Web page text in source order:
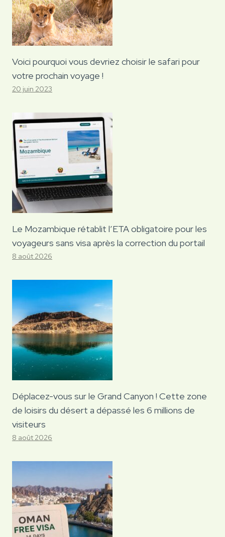
Voici pourquoi vous devriez choisir le safari pour
votre prochain voyage !
20 juin 2023
Le Mozambique rétablit l’ETA obligatoire pour les
voyageurs sans visa après la correction du portail
8 août 2026
Déplacez-vous sur le Grand Canyon ! Cette zone
de loisirs du désert a dépassé les 6 millions de
visiteurs
8 août 2026